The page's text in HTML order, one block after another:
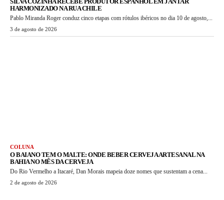
HARMONIZADO NA RUA CHILE
Pablo Miranda Roger conduz cinco etapas com rótulos ibéricos no dia 10 de agosto,...
3 de agosto de 2026
COLUNA
O BAIANO TEM O MALTE: ONDE BEBER CERVEJA ARTESANAL NA
BAHIA NO MÊS DA CERVEJA
Do Rio Vermelho a Itacaré, Dan Morais mapeia doze nomes que sustentam a cena...
2 de agosto de 2026